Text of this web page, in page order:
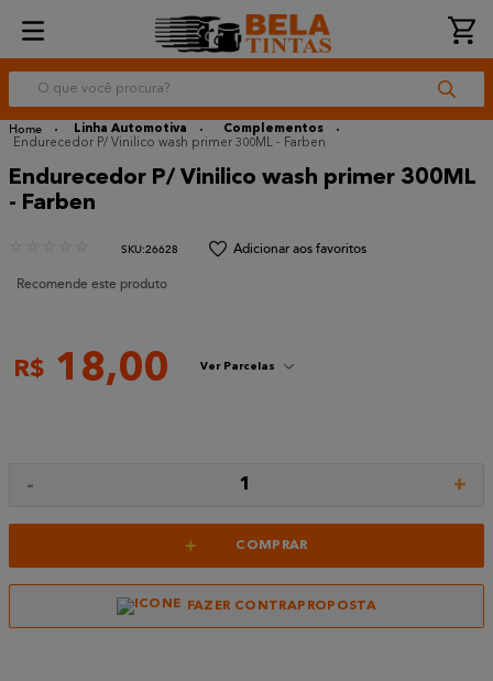
O que você procura?
Linha Automotiva
Complementos
Endurecedor P/ Vinilico wash primer 300ML - Farben
Endurecedor P/ Vinilico wash primer 300ML
- Farben
:26628
Recomende este produto
R$ 18,00 Ver Parcelas
- 1 +
+ COMPRAR
FAZER CONTRAPROPOSTA